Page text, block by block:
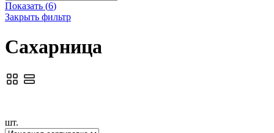
Показать (6)
Закрыть фильтр
Сахарница
шт.